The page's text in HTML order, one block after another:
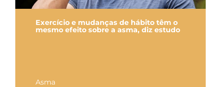
Exercício e mudanças de hábito têm o
mesmo efeito sobre a asma, diz estudo
Asma